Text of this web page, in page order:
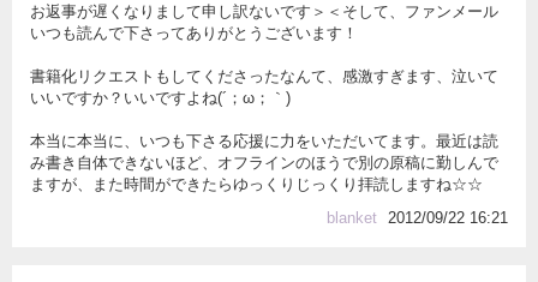
お返事が遅くなりまして申し訳ないです＞＜そして、ファンメール
いつも読んで下さってありがとうございます！
書籍化リクエストもしてくださったなんて、感激すぎます、泣いて
いいですか？いいですよね(´；ω；｀)
本当に本当に、いつも下さる応援に力をいただいてます。最近は読
み書き自体できないほど、オフラインのほうで別の原稿に勤しんで
ますが、また時間ができたらゆっくりじっくり拝読しますね☆☆
blanket
2012/09/22 16:21